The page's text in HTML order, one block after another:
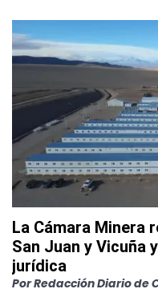
La Cámara Minera
San Juan y Vicuña
jurídica
PorRedacción Diario de